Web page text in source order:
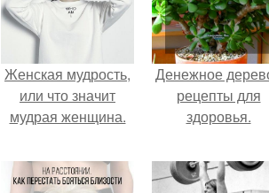
Женская мудрость,
или что значит
мудрая женщина.
Денежное
рецепты для
здоровья.